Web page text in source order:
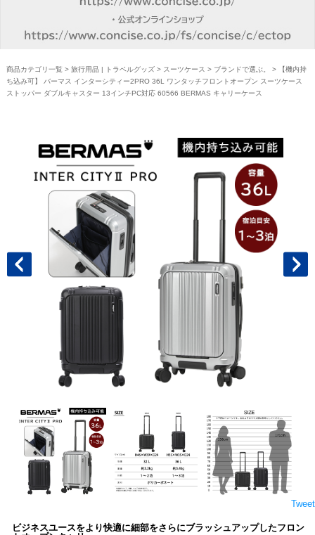
商品カテゴリ一覧 > 旅行用品 | トラベルグッズ> スーツケース > ブランドで選ぶ。
> 【機内持
ち込み可】 バーマス インターシティー2PRO 36L ワンタッチフロントオープン スーツケース
ストッパー ダブルキャスター 13インチPC対応 60566 BERMAS キャリーケース
Tweet
ビジネスユースをより快適に細部をさらにブラッシュアップしたフロン